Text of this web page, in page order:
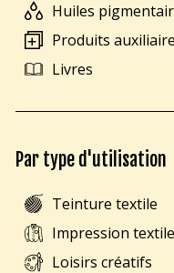
Huiles
Produits
Livres
Par type d'utilisation
Teinture textile
Impression textile
Loisirs créatifs